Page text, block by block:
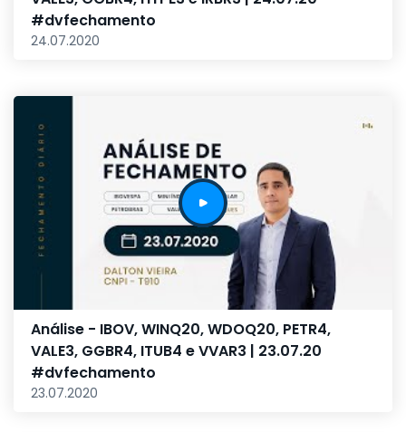
#dvfechamento
24.07.2020
Análise - IBOV, WINQ20, WDOQ20, PETR4,
VALE3, GGBR4, ITUB4 e VVAR3 | 23.07.20
#dvfechamento
23.07.2020